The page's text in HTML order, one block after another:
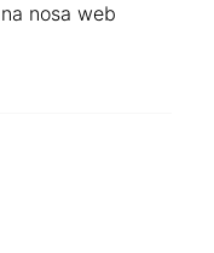
nosa web